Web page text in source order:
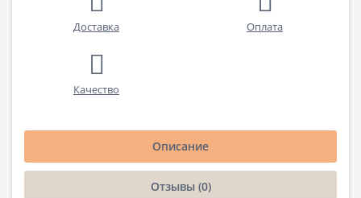
Доставка Оплата
Качество
Описание
Отзывы (0)